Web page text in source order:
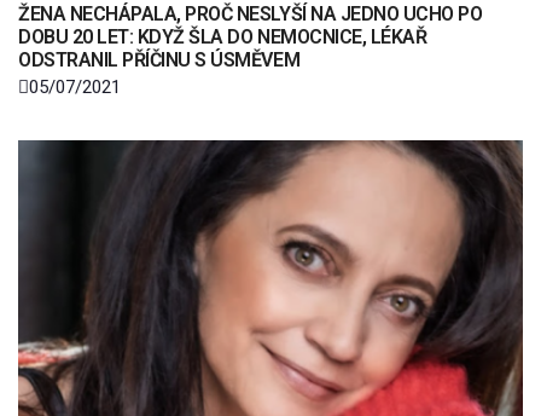
ŽENA NECHÁPALA, PROČ NESLYŠÍ NA JEDNO UCHO PO
DOBU 20 LET: KDYŽ ŠLA DO NEMOCNICE, LÉKAŘ
ODSTRANIL PŘÍČINU S ÚSMĚVEM
05/07/2021